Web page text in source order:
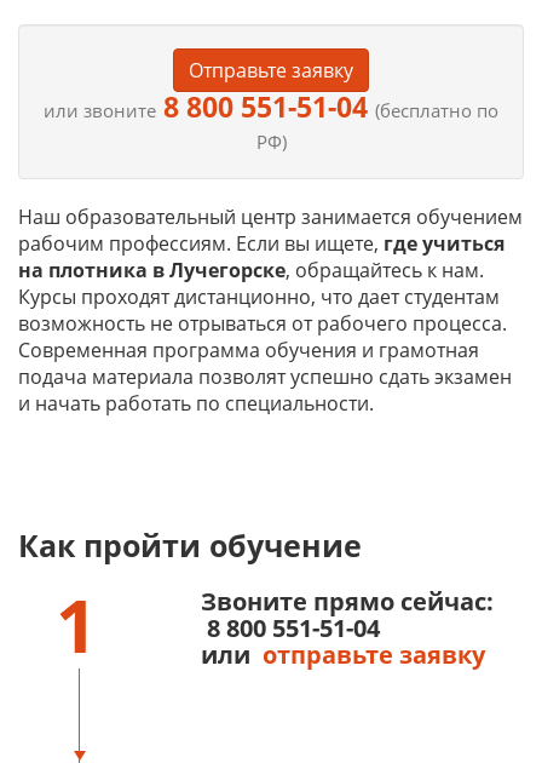
Отправьте заявку
или звоните 8 800 551-51-04 (бесплатно по
РФ)
Наш образовательный центр занимается обучением
рабочим профессиям. Если вы ищете, где учиться
на плотника в Лучегорске, обращайтесь к нам.
Курсы проходят дистанционно, что дает студентам
возможность не отрываться от рабочего процесса.
Современная программа обучения и грамотная
подача материала позволят успешно сдать экзамен
и начать работать по специальности.
Как пройти обучение
1
Звоните прямо сейчас:
8 800 551-51-04
или отправьте заявку